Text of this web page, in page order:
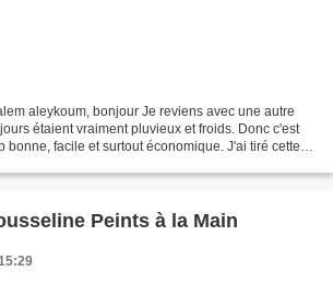
aleykoum, bonjour Je reviens avec une autre
étaient vraiment pluvieux et froids. Donc c'est
bonne, facile et surtout économique. J'ai tiré cette
Peints à la Main